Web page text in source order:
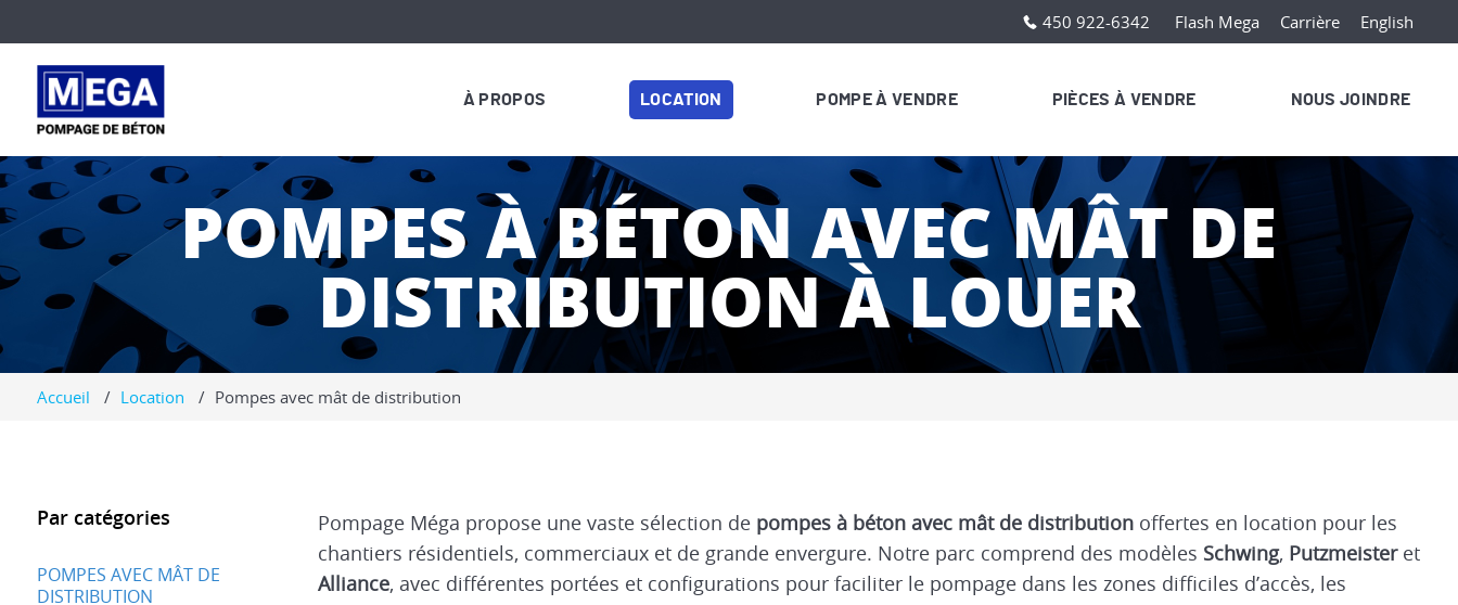
450 922-6342 Flash Mega Carrière English
À PROPOS LOCATION POMPE À VENDRE PIÈCES À VENDRE NOUS JOINDRE
POMPES À BÉTON AVEC MÂT DE
DISTRIBUTION À LOUER
Accueil Location Pompes avec mât de distribution
Par catégories
POMPES AVEC MÂT DE
DISTRIBUTION
Pompage Méga propose une vaste sélection de pompes à béton avec mât de distribution offertes en location pour les
chantiers résidentiels, commerciaux et de grande envergure. Notre parc comprend des modèles Schwing, Putzmeisteret
Alliance, avec différentes portées et configurations pour faciliter le pompage dans les zones difficiles d’accès, les